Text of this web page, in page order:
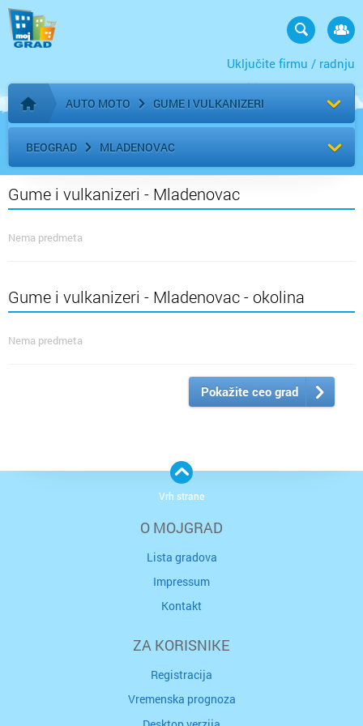
Uključite firmu / radnju
Početna stranica
AUTO MOTO GUME I VULKANIZERI
BEOGRAD MLADENOVAC
Gume i vulkanizeri - Mladenovac
Nema predmeta
Gume i vulkanizeri - Mladenovac - okolina
Nema predmeta
Pokažite ceo grad
O MOJGRAD
Lista gradova
Impressum
Kontakt
ZA KORISNIKE
Registracija
Vremenska prognoza
Vrh strane